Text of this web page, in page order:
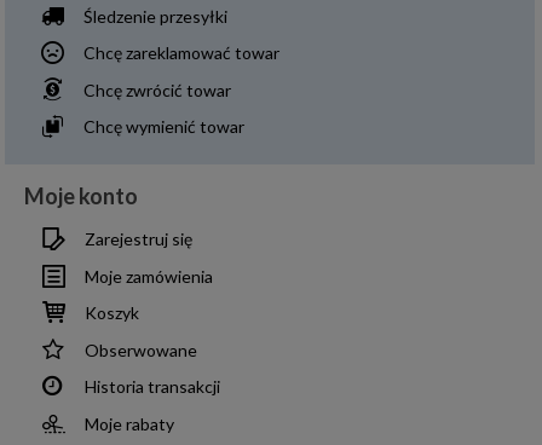
Śledzenie przesyłki
Chcę zareklamować towar
Chcę zwrócić towar
Chcę wymienić towar
Moje konto
Zarejestruj się
Moje zamówienia
Koszyk
Obserwowane
Historia transakcji
Moje rabaty